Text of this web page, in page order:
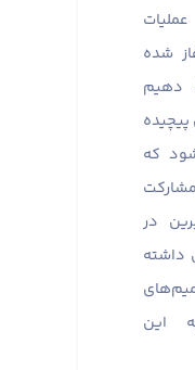
شده
دهیم
پیچیده
که
در
داشته
این